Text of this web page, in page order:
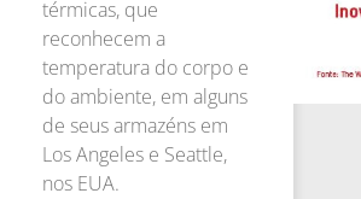
térmicas, que
reconhecem a
temperatura do corpo e
do ambiente, em alguns
de seus armazéns em
Los Angeles e Seattle,
nos EUA.